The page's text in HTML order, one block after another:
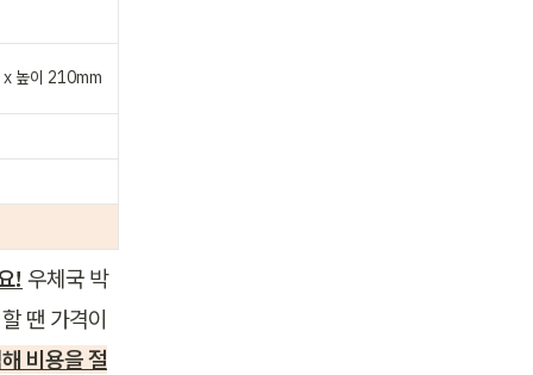
높이 210mm
! 우체국 박
땐 가격이
비용을 절